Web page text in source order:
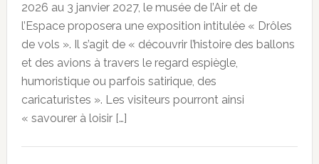
2026 au 3 janvier 2027, le musée de l’Air et de
l’Espace proposera une exposition intitulée « Drôles
de vols ». Il s’agit de « découvrir l’histoire des ballons
et des avions à travers le regard espiègle,
humoristique ou parfois satirique, des
caricaturistes ». Les visiteurs pourront ainsi
« savourer à loisir […]